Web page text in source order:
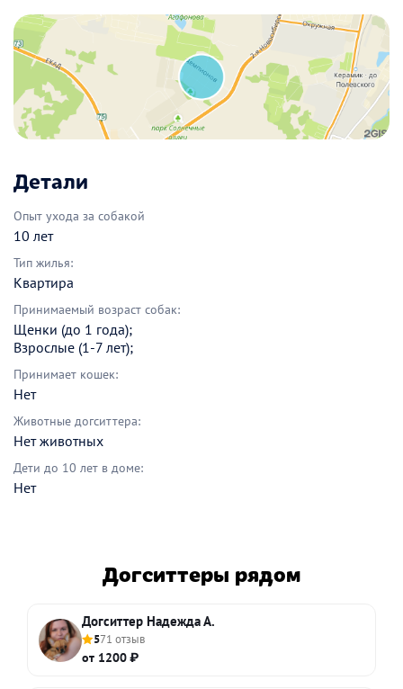
Детали
Опыт ухода за собакой
10 лет
Тип жилья:
Квартира
Принимаемый возраст собак:
Щенки (до 1 года);
Взрослые (1-7 лет);
Принимает кошек:
Нет
Животные догситтера:
Нет животных
Дети до 10 лет в доме:
Нет
Догситтеры рядом
Догситтер Надежда А.
571 отзыв
от 1200 ₽